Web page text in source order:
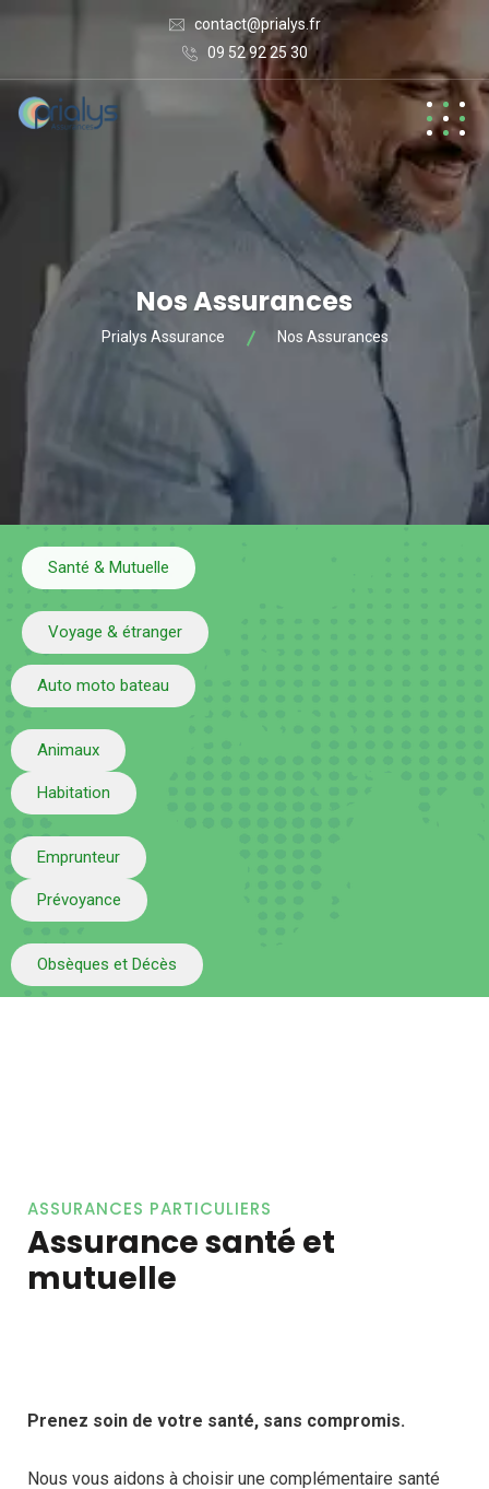
contact@prialys.fr
09 52 92 25 30
Nos Assurances
Prialys Assurance Nos Assurances
Santé & Mutuelle
Voyage & étranger
Auto moto bateau
Animaux
Habitation
Emprunteur
Prévoyance
Obsèques et Décès
ASSURANCES PARTICULIERS
Assurance santé et
mutuelle
Prenez soin de votre santé, sans compromis.
Nous vous aidons à choisir une complémentaire santé